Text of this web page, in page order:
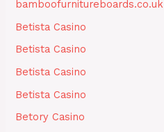
bamboofurnitureboards.co.uk
Betista Casino
Betista Casino
Betista Casino
Betista Casino
Betory Casino